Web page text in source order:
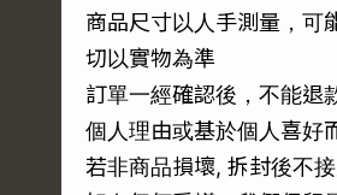
商品尺寸以人手測量，可
切以實物為準
訂單一經確認後，不能退
個人理由或基於個人喜好
若非商品損壞, 拆封後不